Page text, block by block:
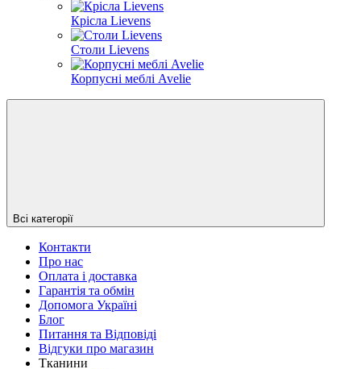
Крісла Lievens
Столи Lievens
Корпусні меблі Avelie
Всі категорії
Контакти
Про нас
Оплата і доставка
Гарантія та обмін
Допомога Україні
Блог
Питання та Відповіді
Відгуки про магазин
Тканини